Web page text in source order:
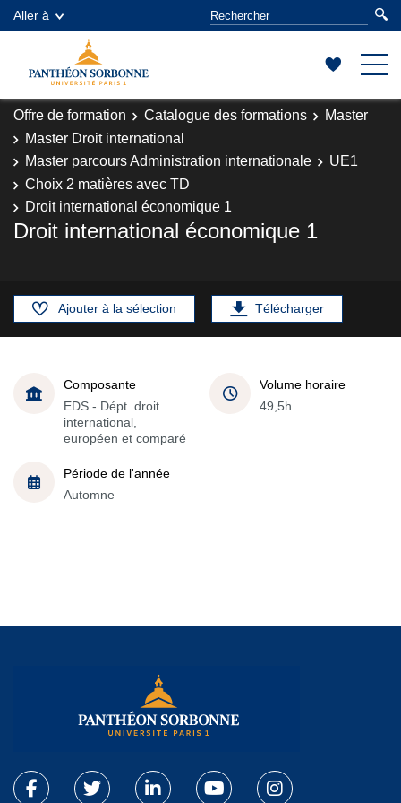
Aller à
Offre de formation Catalogue des formations
Master
Master Droit international
Master parcours Administration internationale
UE1
Choix 2 matières avec TD
Droit international économique 1
Droit international économique 1
Ajouter à la sélection Télécharger
Composante
EDS - Dépt. droit
international,
européen et comparé
Volume horaire
49,5h
Période de l'année
Automne